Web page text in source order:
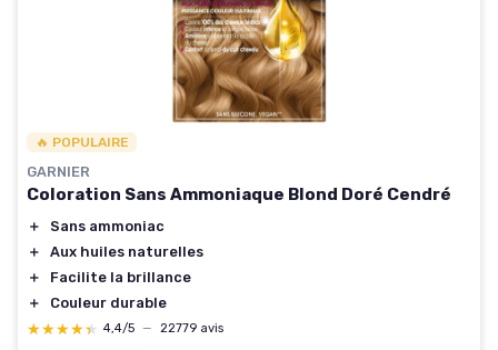
🔥 POPULAIRE
GARNIER
Coloration Sans Ammoniaque Blond Doré Cendré
＋
Sans ammoniac
＋
Aux huiles naturelles
＋
Facilite la brillance
＋
Couleur durable
★★★★★
★★★★★ 4,4/5 — 22779 avis